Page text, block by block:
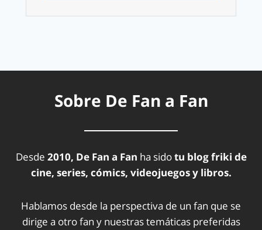
Sobre De Fan a Fan
Desde 2010, De Fan a Fan ha sidotu blog friki de
cine, series, cómics, videojuegos y libros.
Hablamos desde la perspectiva de un fan que se
dirige a otro fan y nuestras temáticas preferidas